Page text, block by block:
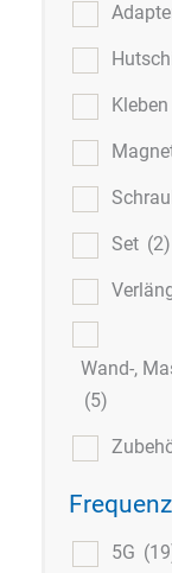
Kleben
Set (2)
Wand-,
(5)
5G